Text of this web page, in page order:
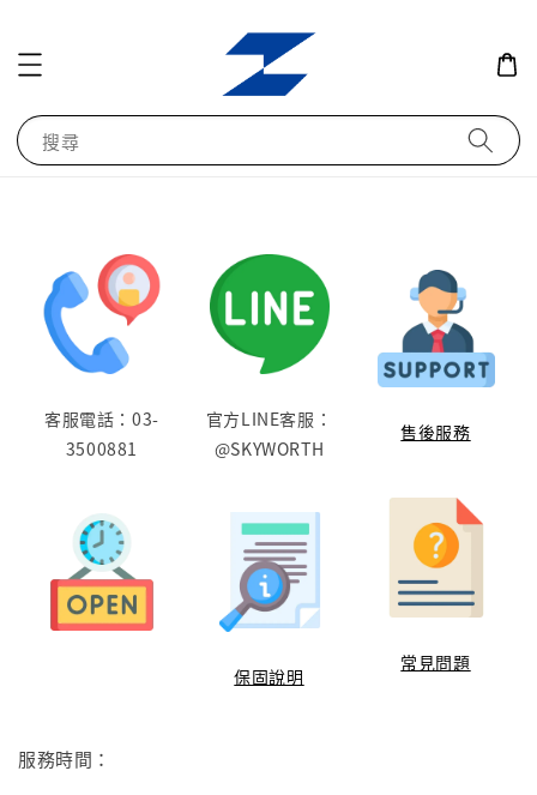
搜尋
客服電話：03-
3500881
官方LINE客服：
@SKYWORTH
售後服務
保固說明
常見問題
服務時間：